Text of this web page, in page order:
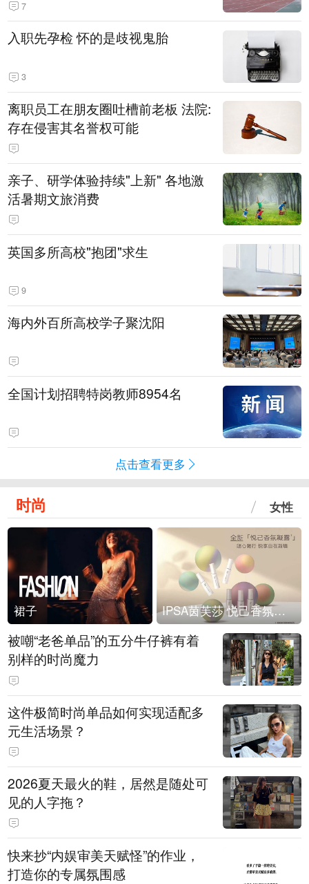
7
入职先孕检 怀的是歧视鬼胎
3
离职员工在朋友圈吐槽前老板 法院:
存在侵害其名誉权可能
亲子、研学体验持续"上新" 各地激
活暑期文旅消费
英国多所高校"抱团"求生
9
海内外百所高校学子聚沈阳
全国计划招聘特岗教师8954名
点击查看更多
时尚 女性
裙子 IPSA茵芙莎 悦己香氛凝露上市
被嘲“老爸单品”的五分牛仔裤有着
别样的时尚魔力
这件极简时尚单品如何实现适配多
元生活场景？
2026夏天最火的鞋，居然是随处可
见的人字拖？
快来抄“内娱审美天赋怪”的作业，
打造你的专属氛围感